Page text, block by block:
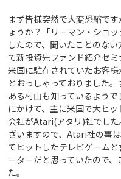
まず皆様突然で大変恐縮で
ょうか？「リーマン・ショ
したので、聞いたことのな
て新投資先ファンド紹介セ
米国に駐在されていたお客
とおっしゃっておりました
ある村山も知っているよう
にかけて、主に米国で大ヒ
会社がAtari(アタリ)社でし
ざいますので、Atari社の事
てヒットしたテレビゲーム
ーターだと思っていたので
た。